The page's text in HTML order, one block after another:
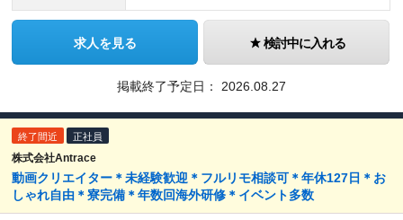
求人を見る 検討中に入れる
掲載終了予定日： 2026.08.27
終了間近 正社員
株式会社Antrace
動画クリエイター＊未経験歓迎＊フルリモ相談可＊年休127日＊お
しゃれ自由＊寮完備＊年数回海外研修＊イベント多数